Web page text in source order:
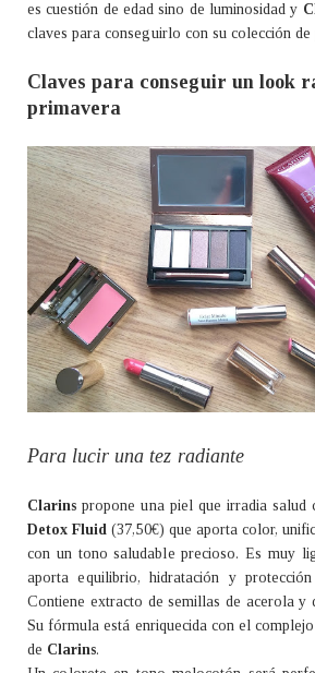
es cuestión de edad sino de luminosidad y
claves para conseguirlo con su colección de
Claves para conseguir un look
primavera
Para lucir una tez radiante
Clarins propone una piel que irradia salud
Detox Fluid (37,50€) que aporta color,
con un tono saludable precioso. Es muy
aporta equilibrio, hidratación y
Contiene extracto de semillas de acerola y
Su fórmula está enriquecida con el
de Clarins.